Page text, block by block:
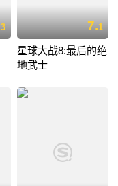
3 7.1
星球大战8:最后的绝
地武士